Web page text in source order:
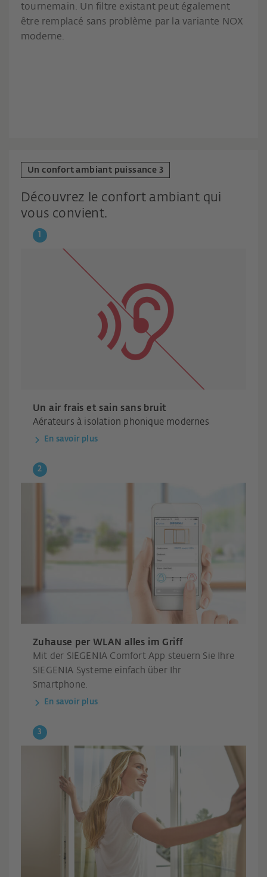
tournemain. Un filtre existant peut également
être remplacé sans problème par la variante NOX
moderne.
Un confort ambiant puissance 3
Découvrez le confort ambiant qui
vous convient.
Un air frais et sain sans bruit
Aérateurs à isolation phonique modernes
En savoir plus
Zuhause per WLAN alles im Griff
Mit der SIEGENIA Comfort App steuern Sie Ihre
SIEGENIA Systeme einfach über Ihr
Smartphone.
En savoir plus